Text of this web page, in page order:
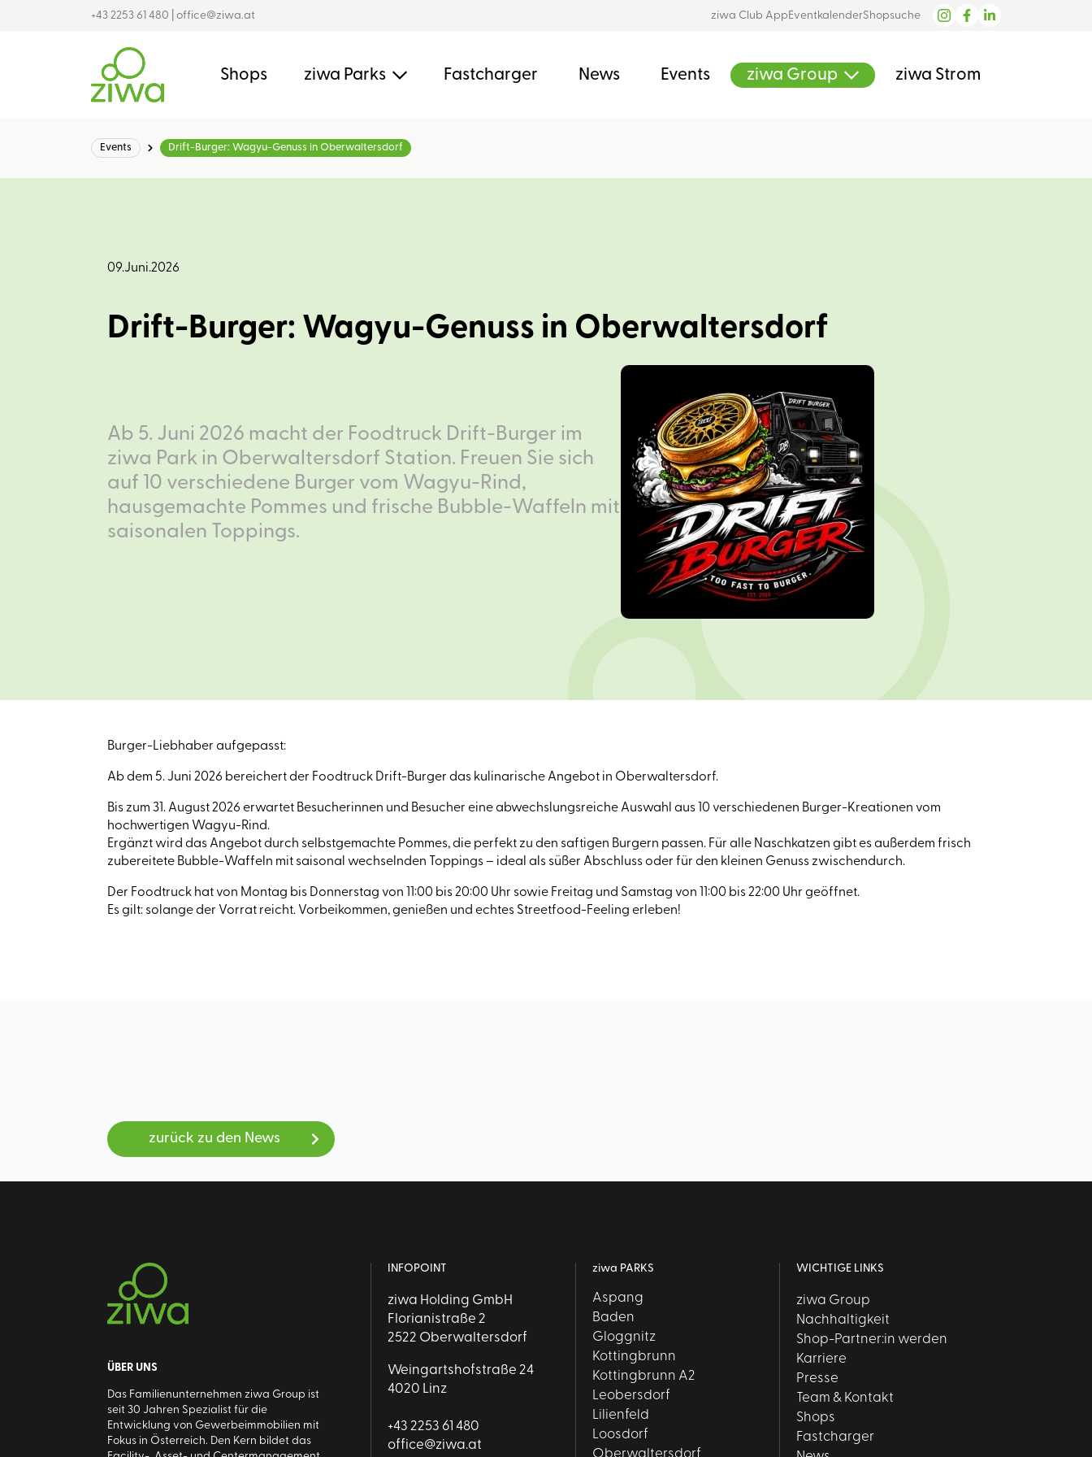
+43 2253 61 480 office@ziwa.at ziwa Club App EventkalenderShopsuche
Shops ziwa Parks Fastcharger News Events ziwa Group ziwa Strom
Events Drift-Burger: Wagyu-Genuss in Oberwaltersdorf
09.Juni.2026
Drift-Burger: Wagyu-Genuss in Oberwaltersdorf
Ab 5. Juni 2026 macht der Foodtruck Drift-Burger im
ziwa Park in Oberwaltersdorf Station. Freuen Sie sich
auf 10 verschiedene Burger vom Wagyu-Rind,
hausgemachte Pommes und frische Bubble-Waffeln mit
saisonalen Toppings.
Burger-Liebhaber aufgepasst:
Ab dem 5. Juni 2026 bereichert der Foodtruck Drift-Burger das kulinarische Angebot in Oberwaltersdorf.
Bis zum 31. August 2026 erwartet Besucherinnen und Besucher eine abwechslungsreiche Auswahl aus 10 verschiedenen Burger-Kreationen vom
hochwertigen Wagyu-Rind.
Ergänzt wird das Angebot durch selbstgemachte Pommes, die perfekt zu den saftigen Burgern passen. Für alle Naschkatzen gibt es außerdem frisch
zubereitete Bubble-Waffeln mit saisonal wechselnden Toppings – ideal als süßer Abschluss oder für den kleinen Genuss zwischendurch.
Der Foodtruck hat von Montag bis Donnerstag von 11:00 bis 20:00 Uhr sowie Freitag und Samstag von 11:00 bis 22:00 Uhr geöffnet.
Es gilt: solange der Vorrat reicht. Vorbeikommen, genießen und echtes Streetfood-Feeling erleben!
zurück zu den News
ÜBER UNS
Das Familienunternehmen ziwa Group ist
seit 30 Jahren Spezialist für die
Entwicklung von Gewerbeimmobilien mit
Fokus in Österreich. Den Kern bildet das
INFOPOINT
ziwa Holding GmbH
Florianistraße 2
2522 Oberwaltersdorf
Weingartshofstraße 24
4020 Linz
+43 2253 61 480
office@ziwa.at
ziwa PARKS
Aspang
Baden
Gloggnitz
Kottingbrunn
Kottingbrunn A2
Leobersdorf
Lilienfeld
Loosdorf
Oberwaltersdorf
WICHTIGE LINKS
ziwa Group
Nachhaltigkeit
Shop-Partner:in werden
Karriere
Presse
Team & Kontakt
Shops
Fastcharger